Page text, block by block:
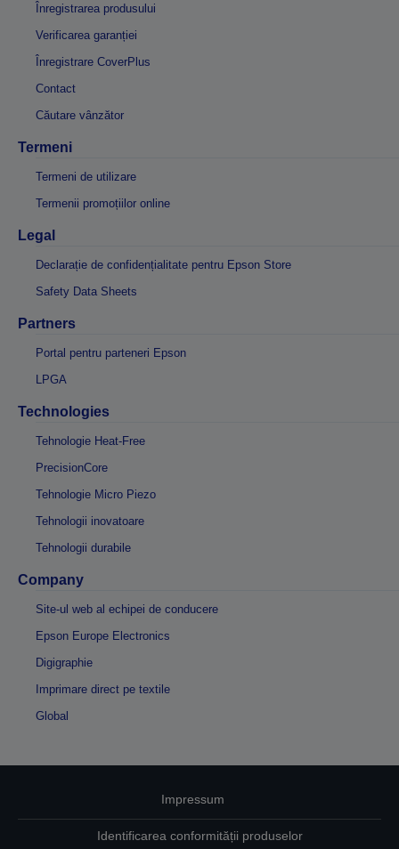
Înregistrarea produsului
Verificarea garanției
Înregistrare CoverPlus
Contact
Căutare vânzător
Termeni
Termeni de utilizare
Termenii promoțiilor online
Legal
Declarație de confidențialitate pentru Epson Store
Safety Data Sheets
Partners
Portal pentru parteneri Epson
LPGA
Technologies
Tehnologie Heat-Free
PrecisionCore
Tehnologie Micro Piezo
Tehnologii inovatoare
Tehnologii durabile
Company
Site-ul web al echipei de conducere
Epson Europe Electronics
Digigraphie
Imprimare direct pe textile
Global
Impressum
Identificarea conformității produselor